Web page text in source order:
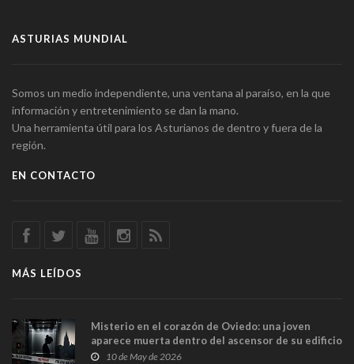
ASTURIAS MUNDIAL
Somos un medio independiente, una ventana al paraíso, en la que
información y entretenimiento se dan la mano.
Una herramienta útil para los Asturianos de dentro y fuera de la
región.
EN CONTACTO
MÁS LEÍDOS
Misterio en el corazón de Oviedo: una joven
aparece muerta dentro del ascensor de su edificio
y las cámaras captan sus últimos minutos
10 de May de 2026